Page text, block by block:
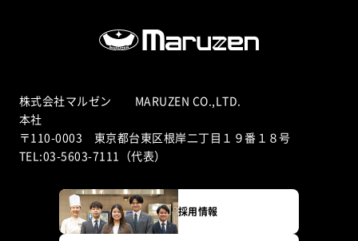
株式会社マルゼン MARUZEN CO.,LTD.
本社
〒110-0003 東京都台東区根岸二丁目１９番１８号
TEL:03-5603-7111（代表）
採用情報